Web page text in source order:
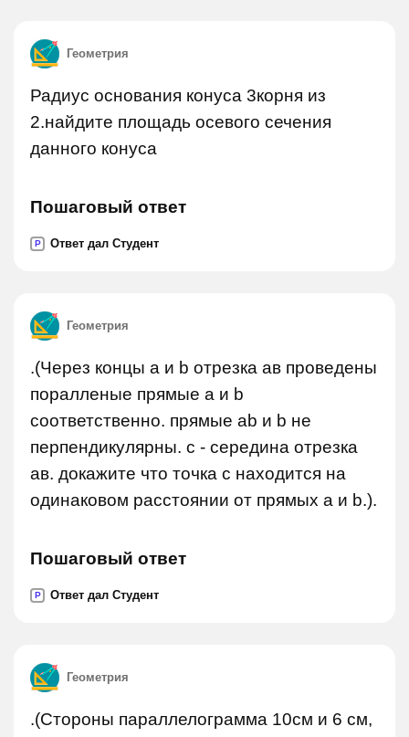
Геометрия
Радиус основания конуса 3корня из
2.найдите площадь осевого сечения
данного конуса
Пошаговый ответ
P Ответ дал Студент
Геометрия
.(Через концы a и b отрезка ав проведены
поралленые прямые a и b
соответственно. прямые ab и b не
перпендикулярны. c - середина отрезка
ав. докажите что точка с находится на
одинаковом расстоянии от прямых a и b.).
Пошаговый ответ
P Ответ дал Студент
Геометрия
.(Стороны параллелограмма 10см и 6 см,